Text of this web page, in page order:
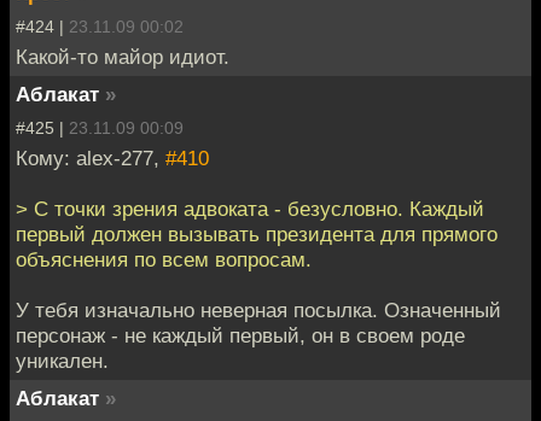
#424 | 23.11.09 00:02
Какой-то майор идиот.
Аблакат »
#425 | 23.11.09 00:09
Кому: alex-277, #410
> С точки зрения адвоката - безусловно. Каждый
первый должен вызывать президента для прямого
объяснения по всем вопросам.
У тебя изначально неверная посылка. Означенный
персонаж - не каждый первый, он в своем роде
уникален.
Аблакат »